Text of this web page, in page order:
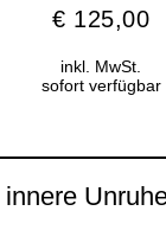
€ 125,00
inkl. MwSt.
sofort verfügbar